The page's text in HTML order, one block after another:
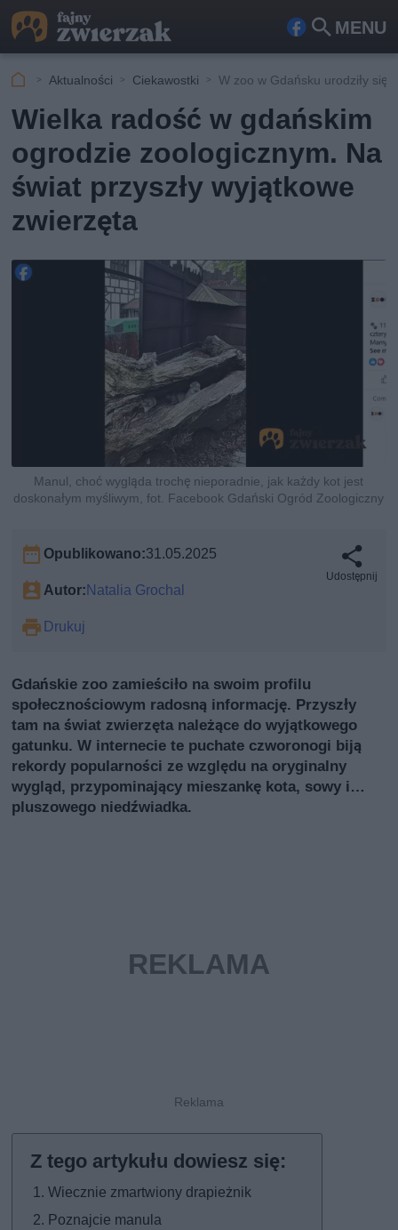
MENU
Fa
ceb
ook
Szu
kaj
Aktualności Ciekawostki W zoo w Gdańsku urodziły się
Wielka radość w gdańskim
ogrodzie zoologicznym. Na
świat przyszły wyjątkowe
zwierzęta
Manul, choć wygląda trochę nieporadnie, jak każdy kot jest
doskonałym myśliwym, fot. Facebook Gdański Ogród Zoologiczny
Opublikowano:31.05.2025
Autor: Natalia Grochal
Drukuj
Udostępnij
Gdańskie zoo zamieściło na swoim profilu
społecznościowym radosną informację. Przyszły
tam na świat zwierzęta należące do wyjątkowego
gatunku. W internecie te puchate czworonogi biją
rekordy popularności ze względu na oryginalny
wygląd, przypominający mieszankę kota, sowy i…
pluszowego niedźwiadka.
Wiecznie zmartwiony drapieżnik
Poznajcie manula